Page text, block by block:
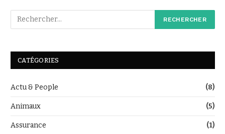
CATÉGORIES
Actu & People (8)
Animaux (5)
Assurance (1)